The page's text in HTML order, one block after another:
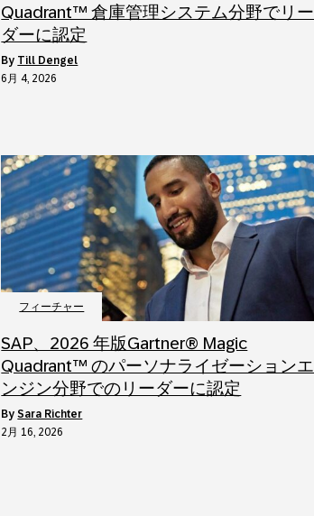
Quadrant™ 倉庫管理システム分野でリー
ダーに認定
by Till Dengel
6月 4, 2026
フィーチャー
SAP、2026 年版Gartner® Magic
Quadrant™ のパーソナライゼーションエ
ンジン分野でのリーダーに認定
bySara Richter
2月 16, 2026